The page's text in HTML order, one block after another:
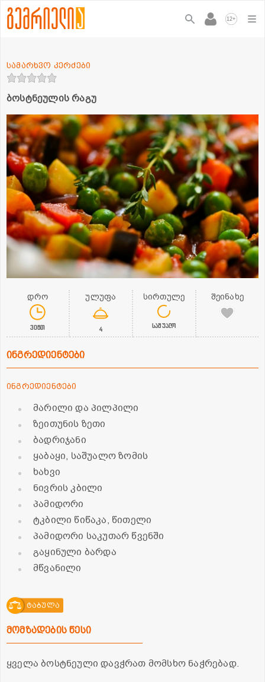
12+
ბოსტნეულის რაგუ
სამარხვო კერძები
დრო
30წთ
ულუფა
4
სირთულე
საშუალო
შეინახე
ინგრედიენტები
ინგრედიენტები
მარილი და პილპილი
ზეითუნის ზეთი
ბადრიჯანი
ყაბაყი, საშუალო ზომის
ხახვი
ნივრის კბილი
პამიდორი
ტკბილი წიწაკა, წითელი
პამიდორი საკუთარ წვენში
გაყინული ბარდა
მწვანილი
ტაბულა
მომზადების წესი
ყველა ბოსტნეული დავჭრათ მომსხო ნაჭრებად.